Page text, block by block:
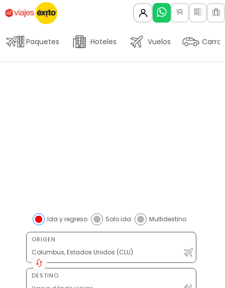
Paquetes Hoteles Vuelos Carros
Ida y regreso Solo ida Multidestino
ORIGEN
DESTINO